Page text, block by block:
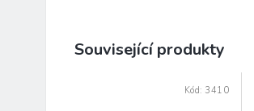
Související produkty
Kód: 3410